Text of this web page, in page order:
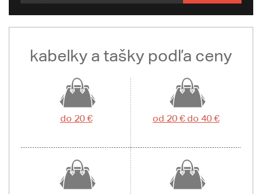
kabelky a tašky podľa ceny
do 20 € od 20 € do 40 €